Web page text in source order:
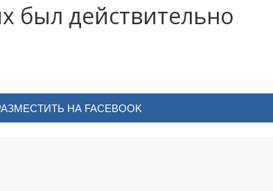
был действительно
НА FACEBOOK